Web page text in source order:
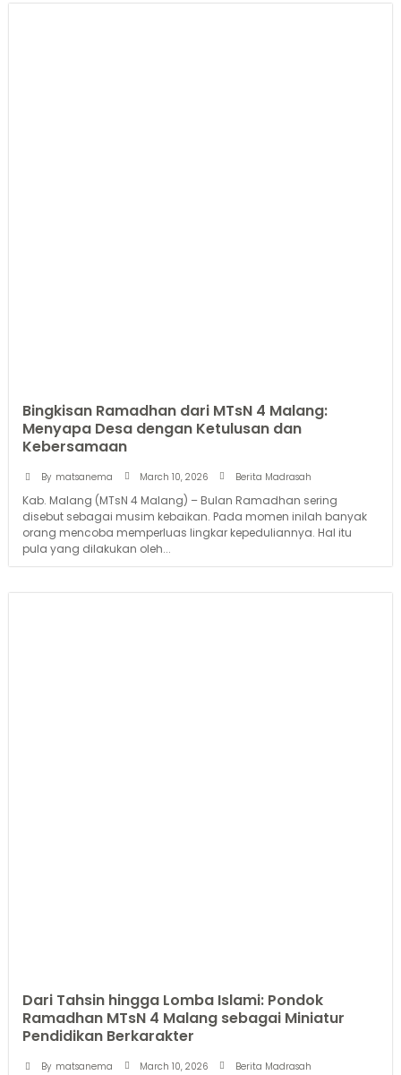
Bingkisan Ramadhan dari MTsN 4 Malang:
Menyapa Desa dengan Ketulusan dan
Kebersamaan
By matsanema March 10, 2026 Berita Madrasah
Kab. Malang (MTsN 4 Malang) – Bulan Ramadhan sering
disebut sebagai musim kebaikan. Pada momen inilah banyak
orang mencoba memperluas lingkar kepeduliannya. Hal itu
pula yang dilakukan oleh...
Dari Tahsin hingga Lomba Islami: Pondok
Ramadhan MTsN 4 Malang sebagai Miniatur
Pendidikan Berkarakter
By matsanema March 10, 2026 Berita Madrasah